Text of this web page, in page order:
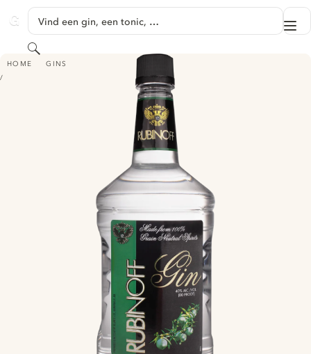
GINVENTORY
Vind een gin, een tonic, …
Zoeken
HOME GINS
RUBINOFF GIN